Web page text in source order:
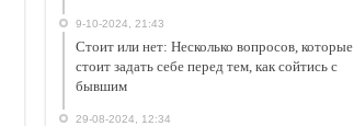
9-10-2024, 21:43
Стоит или нет: Несколько вопросов, которые
стоит задать себе перед тем, как сойтись с
бывшим
29-08-2024, 12:34